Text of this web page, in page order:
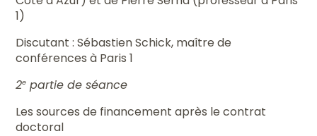
1)
Discutant : Sébastien Schick, maître de
conférences à Paris 1
2e partie de séance
Les sources de financement après le contrat
doctoral